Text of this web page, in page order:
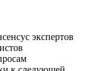
экспертов